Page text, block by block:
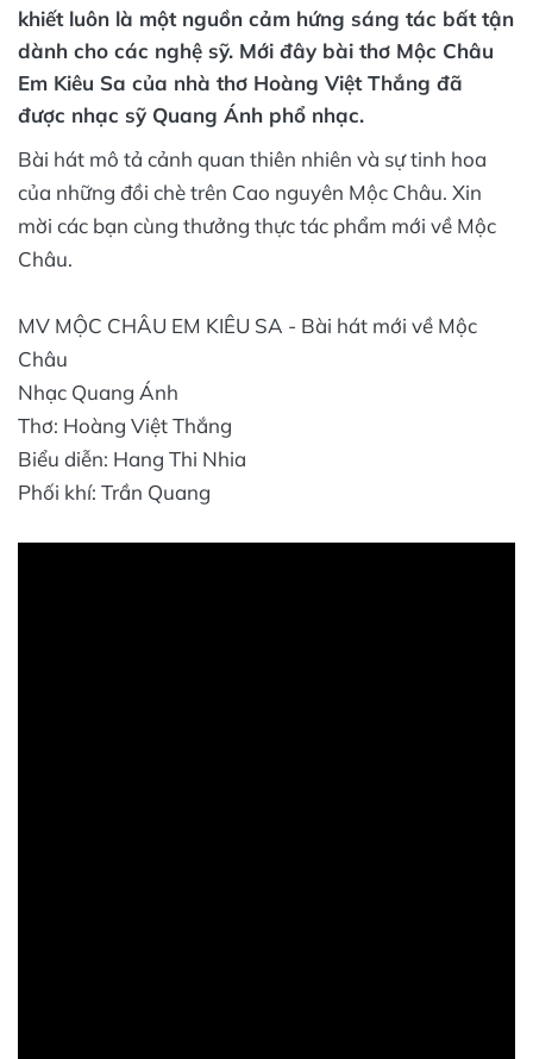
khiết luôn là một nguồn cảm hứng sáng tác bất tận
dành cho các nghệ sỹ. Mới đây bài thơ Mộc Châu
Em Kiêu Sa của nhà thơ Hoàng Việt Thắng đã
được nhạc sỹ Quang Ánh phổ nhạc.
Bài hát mô tả cảnh quan thiên nhiên và sự tinh hoa
của những đồi chè trên Cao nguyên Mộc Châu. Xin
mời các bạn cùng thưởng thực tác phẩm mới về Mộc
Châu.
MV MỘC CHÂU EM KIÊU SA - Bài hát mới về Mộc
Châu
Nhạc Quang Ánh
Thơ: Hoàng Việt Thắng
Biểu diễn: Hang Thi Nhia
Phối khí: Trần Quang